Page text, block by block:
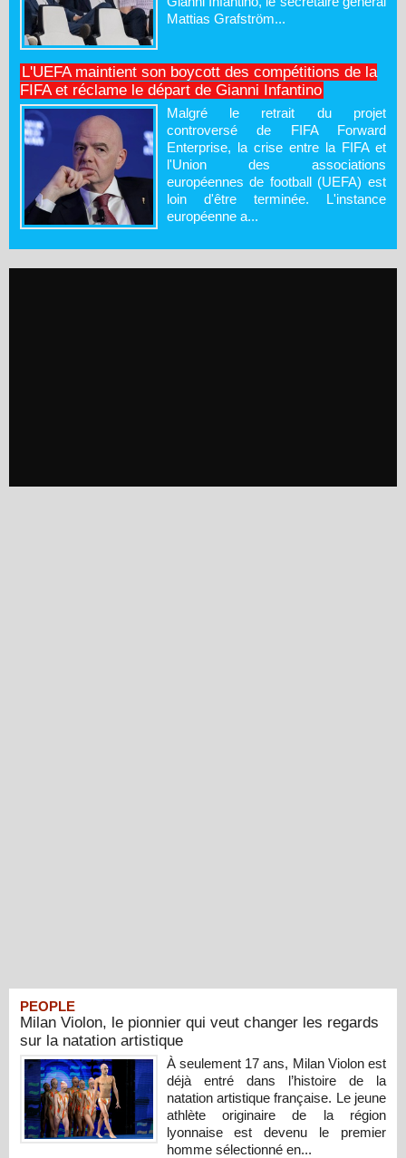
Mattias Grafström...
L'UEFA maintient son boycott des compétitions de la
FIFA et réclame le départ de Gianni Infantino
Malgré le retrait du projet
controversé de FIFA Forward
Enterprise, la crise entre la FIFA et
l'Union des associations
européennes de football (UEFA) est
loin d'être terminée. L'instance
européenne a...
PEOPLE
Milan Violon, le pionnier qui veut changer les regards
sur la natation artistique
À seulement 17 ans, Milan Violon est
déjà entré dans l’histoire de la
natation artistique française. Le jeune
athlète originaire de la région
lyonnaise est devenu le premier
homme sélectionné en...